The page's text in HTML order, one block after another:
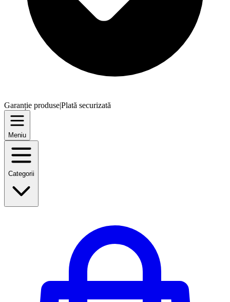
Garanție produse|Plată securizată
Meniu
Categorii